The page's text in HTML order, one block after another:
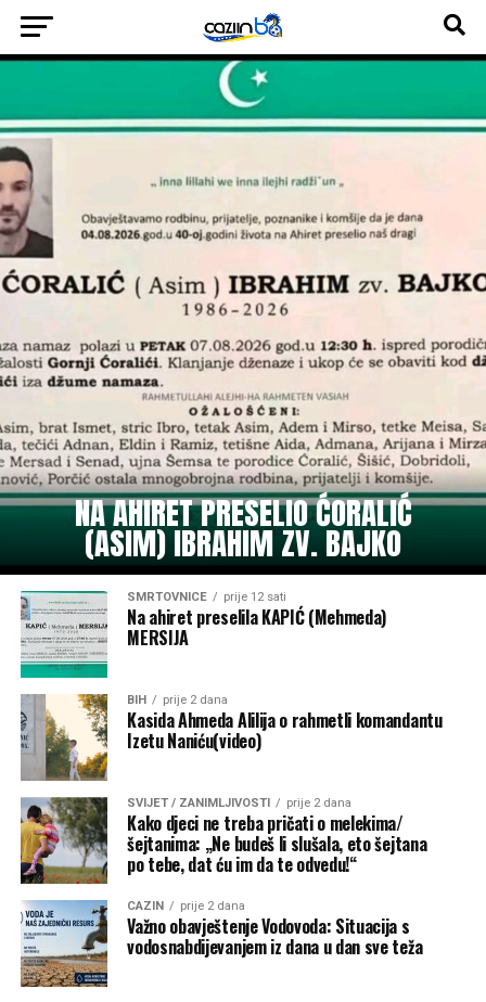
NA AHIRET PRESELIO ĆORALIĆ
(ASIM) IBRAHIM ZV. BAJKO
SMRTOVNICE prije 12 sati
Na ahiret preselila KAPIĆ (Mehmeda)
MERSIJA
BIH prije 2 dana
Kasida Ahmeda Alilija o rahmetli komandantu
Izetu Naniću(video)
SVIJET / ZANIMLJIVOSTI prije 2 dana
Kako djeci ne treba pričati o melekima/
šejtanima: „Ne budeš li slušala, eto šejtana
po tebe, dat ću im da te odvedu!“
CAZIN prije 2 dana
Važno obavještenje Vodovoda: Situacija s
vodosnabdijevanjem iz dana u dan sve teža